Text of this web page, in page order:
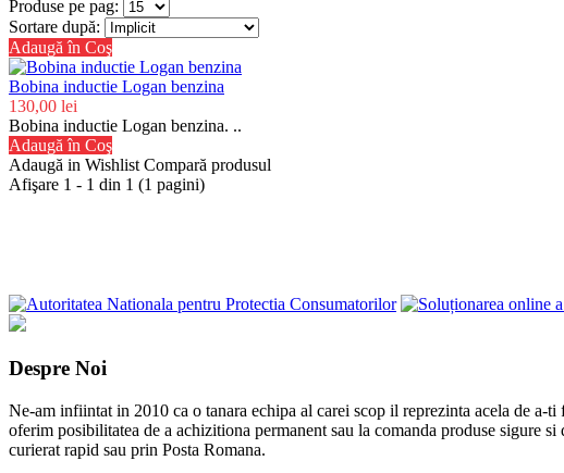
Produse pe pag:
Sortare după:
Adaugă în Coş
Bobina inductie Logan benzina
130,00 lei
Bobina inductie Logan benzina. ..
Adaugă în Coş
Adaugă in Wishlist Compară produsul
Afişare 1 - 1 din 1 (1 pagini)
Despre Noi
Ne-am infiintat in 2010 ca o tanara echipa al carei scop il reprezinta acela de
oferim posibilitatea de a achizitiona permanent sau la comanda produse
curierat rapid sau prin Posta Romana.